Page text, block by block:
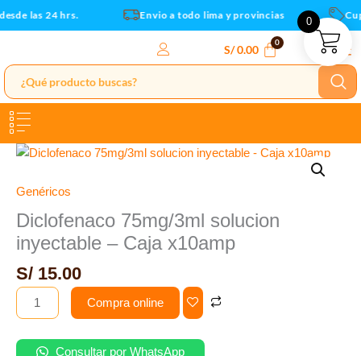
Ir
al
las 24 hrs. Envio a todo lima y provincias
S/0.00
Genéricos
Diclofenaco 75mg/3ml solucion
inyectable – Caja x10amp
S/ 15.00
Diclofenaco
solucion
-
Caja
x10amp
cantidad
Compra online
Consultar por WhatsApp
0
x10amp